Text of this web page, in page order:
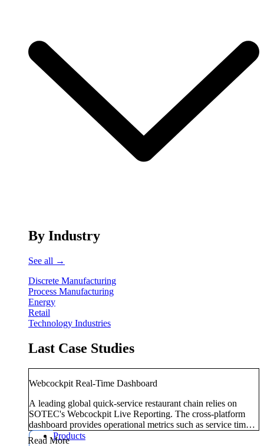
By Industry
See all →
Discrete Manufacturing
Process Manufacturing
Energy
Retail
Technology Industries
Last Case Studies
Webcockpit Real-Time Dashboard
A leading global quick-service restaurant chain relies on
SOTEC's Webcockpit Live Reporting. The cross-platform
dashboard provides operational metrics such as service times,
guest volumes, and revenue in real time.
Read MoreProducts